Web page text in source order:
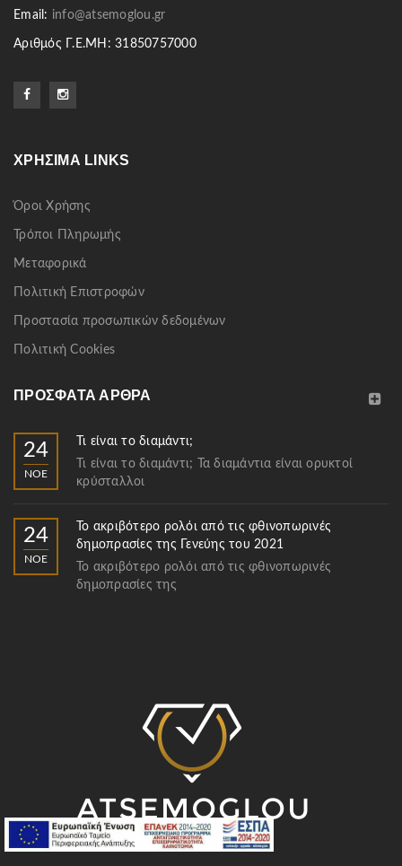
Email: info@atsemoglou.gr
Αριθμός Γ.Ε.ΜΗ: 31850757000
ΧΡΉΣΙΜΑ LINKS
Όροι Χρήσης
Τρόποι Πληρωμής
Μεταφορικά
Πολιτική Επιστροφών
Προστασία προσωπικών δεδομένων
Πολιτική Cookies
ΠΡΌΣΦΑΤΑ ΆΡΘΡΑ
24
ΝΟΈ
Τι είναι το διαμάντι;
Τι είναι το διαμάντι; Τα διαμάντια είναι ορυκτοί
κρύσταλλοι
24
ΝΟΈ
Το ακριβότερο ρολόι από τις φθινοπωρινές
δημοπρασίες της Γενεύης του 2021
Το ακριβότερο ρολόι από τις φθινοπωρινές
δημοπρασίες της